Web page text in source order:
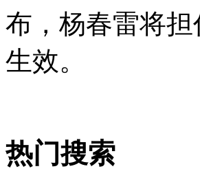
布，杨春雷将
生效。
热门搜索